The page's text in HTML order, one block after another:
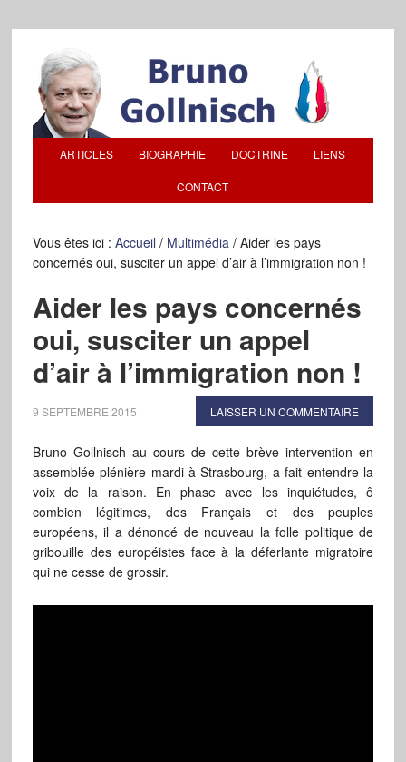
ARTICLES BIOGRAPHIE DOCTRINE LIENS
CONTACT
Vous êtes ici : Accueil / Multimédia /Aider les pays
concernés oui, susciter un appel d’air à l’immigration non !
Aider les pays concernés
oui, susciter un appel
d’air à l’immigration non !
9 SEPTEMBRE 2015 LAISSER UN COMMENTAIRE
Bruno Gollnisch au cours de cette brève intervention en
assemblée plénière mardi à Strasbourg, a fait entendre la
voix de la raison. En phase avec les inquiétudes, ô
combien légitimes, des Français et des peuples
européens, il a dénoncé de nouveau la folle politique de
gribouille des européistes face à la déferlante migratoire
qui ne cesse de grossir.